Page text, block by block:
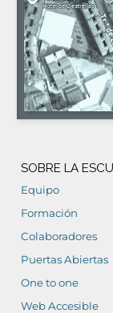
SOBRE LA
Equipo
Formación
Colaboradores
Puertas Abiertas
One to one
Web Accesible